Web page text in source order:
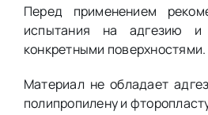
Перед применением
испытания на адгезию и
конкретными поверхностями.
Материал не обладает
полипропилену и